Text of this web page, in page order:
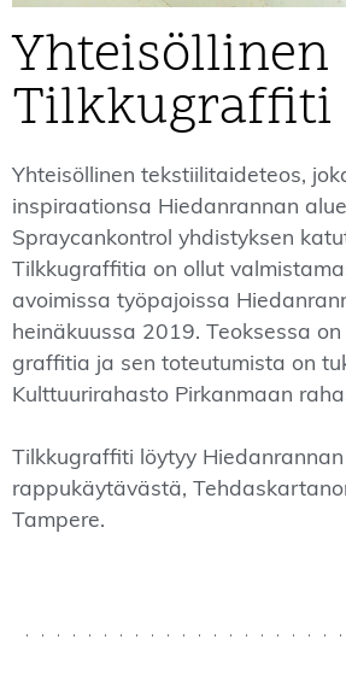
Yhteisöllinen
Tilkkugraffiti
Yhteisöllinen tekstiilitaideteos,
inspiraationsa Hiedanrannan
Spraycankontrol yhdistyksen
Tilkkugraffitia on ollut
avoimissa työpajoissa
heinäkuussa 2019. Teoksessa
graffitia ja sen toteutumista on
Kulttuurirahasto Pirkanmaan
Tilkkugraffiti löytyy
rappukäytävästä,
Tampere.